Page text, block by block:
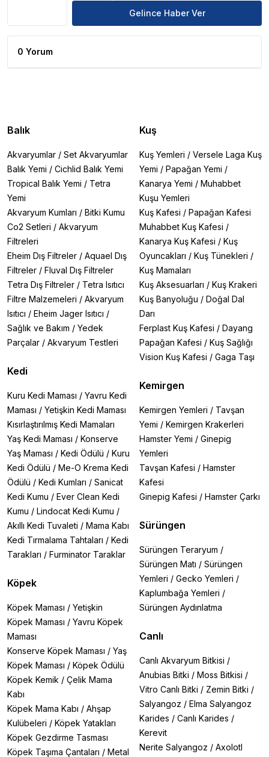
Gelince Haber Ver
0 Yorum
Balık
Akvaryumlar / Set Akvaryumlar
Balık Yemi / Cichlid Balık Yemi
Tropical Balık Yemi / Tetra
Yemi
Akvaryum Kumları / Bitki Kumu
Co2 Setleri / Akvaryum
Filtreleri
Eheim Dış Filtreler / Aquael Dış
Filtreler / Fluval Dış Filtreler
Tetra Dış Filtreler / Tetra Isıtıcı
Filtre Malzemeleri / Akvaryum
Isıtıcı / Eheim Jager Isıtıcı /
Sağlık ve Bakım / Yedek
Parçalar / Akvaryum Testleri
Kedi
Kuru Kedi Maması / Yavru Kedi
Maması / Yetişkin Kedi Maması
Kısırlaştırılmış Kedi Mamaları
Yaş Kedi Maması / Konserve
Yaş Maması / Kedi Ödülü / Kuru
Kedi Ödülü / Me-O Krema Kedi
Ödülü / Kedi Kumları / Sanicat
Kedi Kumu / Ever Clean Kedi
Kumu / Lindocat Kedi Kumu /
Akıllı Kedi Tuvaleti / Mama Kabı
Kedi Tırmalama Tahtaları / Kedi
Tarakları / Furminator Taraklar
Köpek
Köpek Maması / Yetişkin
Köpek Maması / Yavru Köpek
Maması
Konserve Köpek Maması / Yaş
Köpek Maması / Köpek Ödülü
Köpek Kemik / Çelik Mama
Kabı
Köpek Mama Kabı / Ahşap
Kulübeleri / Köpek Yatakları
Köpek Gezdirme Tasması
Köpek Taşıma Çantaları / Metal
Kuş
Kuş Yemleri / Versele Laga Kuş
Yemi / Papağan Yemi /
Kanarya Yemi / Muhabbet
Kuşu Yemleri
Kuş Kafesi / Papağan Kafesi
Muhabbet Kuş Kafesi /
Kanarya Kuş Kafesi / Kuş
Oyuncakları / Kuş Tünekleri /
Kuş Mamaları
Kuş Aksesuarları / Kuş Krakeri
Kuş Banyoluğu / Doğal Dal
Darı
Ferplast Kuş Kafesi / Dayang
Papağan Kafesi / Kuş Sağlığı
Vision Kuş Kafesi / Gaga Taşı
Kemirgen
Kemirgen Yemleri / Tavşan
Yemi / Kemirgen Krakerleri
Hamster Yemi / Ginepig
Yemleri
Tavşan Kafesi / Hamster
Kafesi
Ginepig Kafesi / Hamster Çarkı
Sürüngen
Sürüngen Teraryum /
Sürüngen Matı / Sürüngen
Yemleri / Gecko Yemleri /
Kaplumbağa Yemleri /
Sürüngen Aydınlatma
Canlı
Canlı Akvaryum Bitkisi /
Anubias Bitki / Moss Bitkisi /
Vitro Canlı Bitki / Zemin Bitki /
Salyangoz / Elma Salyangoz
Karides / Canlı Karides /
Kerevit
Nerite Salyangoz / Axolotl